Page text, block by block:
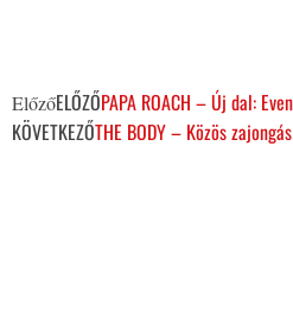
ElőzőELŐZŐPAPA ROACH – Új dal:
KÖVETKEZŐTHE BODY – Közös